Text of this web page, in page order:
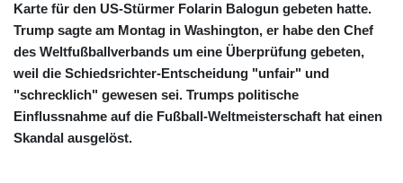
Karte für den US-Stürmer Folarin Balogun gebeten hatte.
Trump sagte am Montag in Washington, er habe den Chef
des Weltfußballverbands um eine Überprüfung gebeten,
weil die Schiedsrichter-Entscheidung "unfair" und
"schrecklich" gewesen sei. Trumps politische
Einflussnahme auf die Fußball-Weltmeisterschaft hat einen
Skandal ausgelöst.